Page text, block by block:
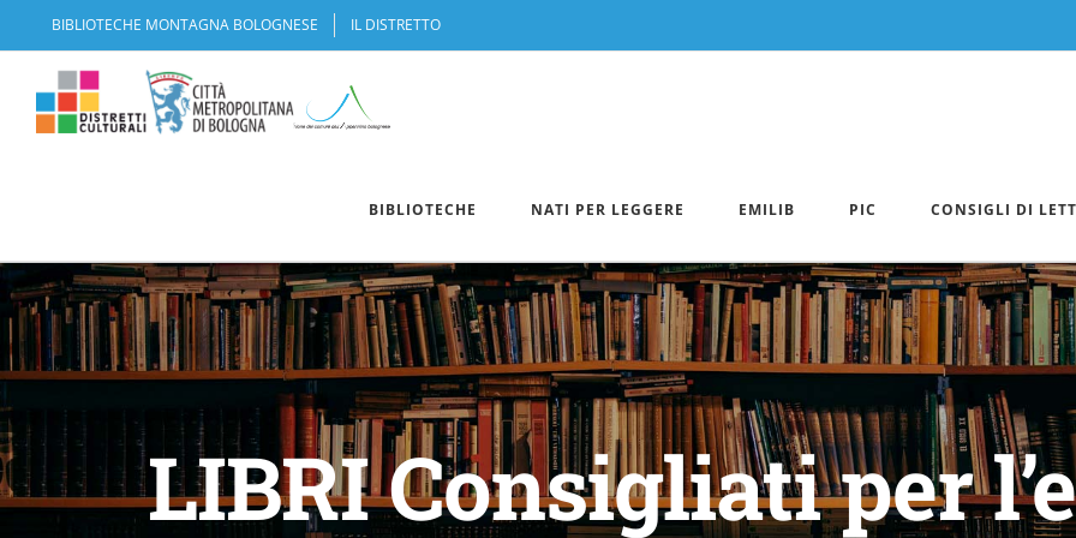
al
contenuto
BIBLIOTECHE MONTAGNA BOLOGNESE IL DISTRETTO
BIBLIOTECHE NATI PER LEGGERE EMILIB PIC CONSIGLI DI
LIBRI Consigliati per